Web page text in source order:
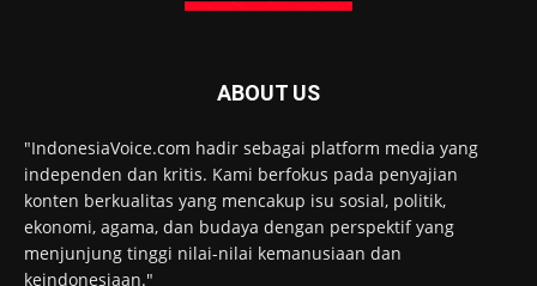
ABOUT US
"IndonesiaVoice.com hadir sebagai platform media yang
independen dan kritis. Kami berfokus pada penyajian
konten berkualitas yang mencakup isu sosial, politik,
ekonomi, agama, dan budaya dengan perspektif yang
menjunjung tinggi nilai-nilai kemanusiaan dan
keindonesiaan."